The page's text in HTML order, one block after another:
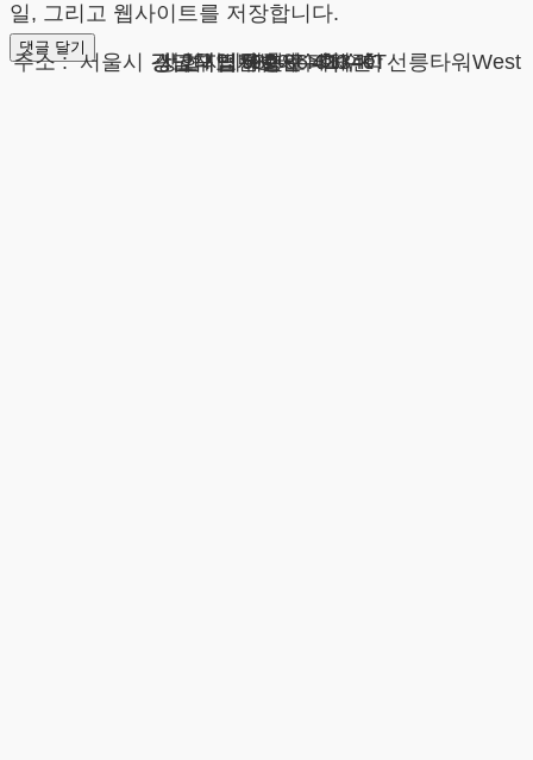
일, 그리고 웹사이트를 저장합니다.
상호 : 법무법인 테헤란
사업자 : 589-86-01340
대표자 : 이수학
주소 : 서울시 강남구 테헤란로 420, KT선릉타워West 9층
광고책임변호사 : 이수학